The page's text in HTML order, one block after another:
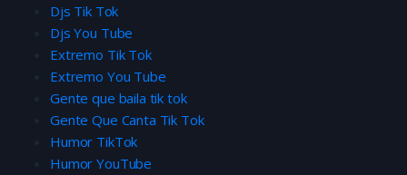
Djs Tik Tok
Djs You Tube
Extremo Tik Tok
Extremo You Tube
Gente que baila tik tok
Gente Que Canta Tik Tok
Humor TikTok
Humor YouTube